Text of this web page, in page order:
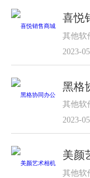
喜悦
其他软
2023-
黑格
其他软
2023-
美颜
其他软